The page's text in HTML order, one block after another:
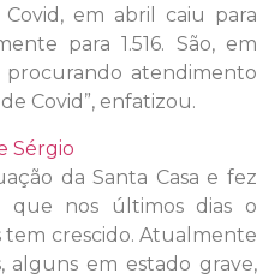
em abril caiu para
para 1.516. São, em
procurando atendimento
Covid”, enfatizou.
da Santa Casa e fez
que nos últimos dias o
crescido. Atualmente
alguns em estado grave,